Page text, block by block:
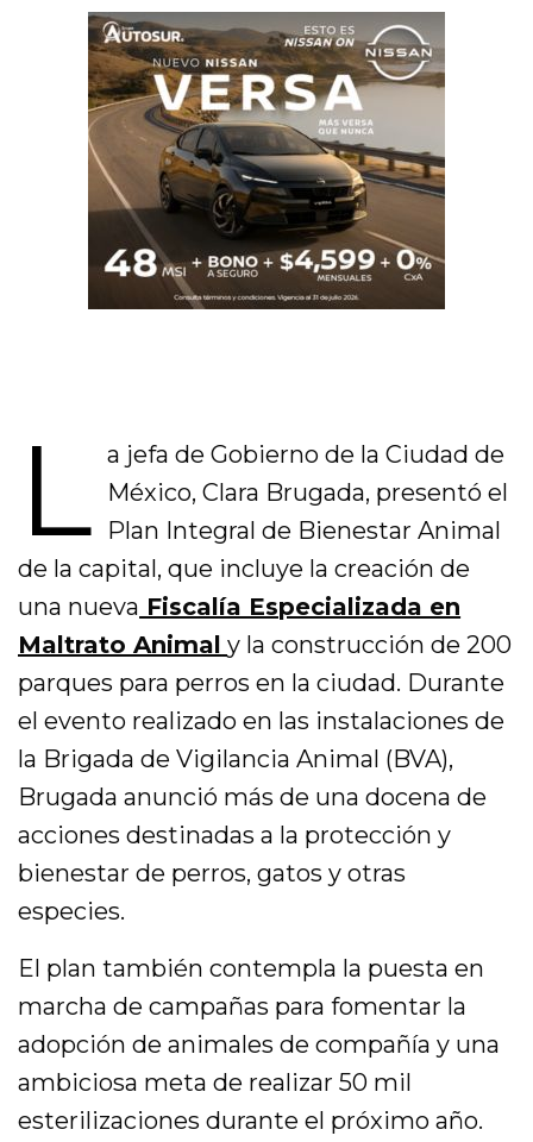
L a jefa de Gobierno de la Ciudad de
México, Clara Brugada, presentó el
Plan Integral de Bienestar Animal
de la capital, que incluye la creación de
una nueva Fiscalía Especializada en
Maltrato Animal y la construcción de 200
parques para perros en la ciudad. Durante
el evento realizado en las instalaciones de
la Brigada de Vigilancia Animal (BVA),
Brugada anunció más de una docena de
acciones destinadas a la protección y
bienestar de perros, gatos y otras
especies.
El plan también contempla la puesta en
marcha de campañas para fomentar la
adopción de animales de compañía y una
ambiciosa meta de realizar 50 mil
esterilizaciones durante el próximo año.